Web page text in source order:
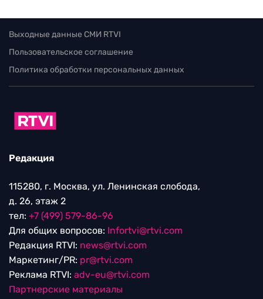
Выходные данные СМИ RTVI
Пользовательское соглашение
Политика обработки персональных данных
Редакция
115280, г. Москва, ул. Ленинская слобода,
д. 26, этаж 2
тел: +7 (499) 579-86-96
Для общих вопросов: Infortvi@rtvi.com
Редакция RTVI: news@rtvi.com
Маркетинг/PR: pr@rtvi.com
Реклама RTVI: adv-eu@rtvi.com
Партнерские материалы